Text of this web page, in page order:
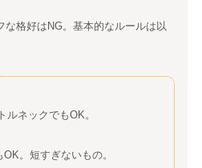
な格好はNG。基本的なルールは以
ネックでもOK。
。短すぎないもの。